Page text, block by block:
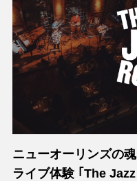
ニューオーリンズの
ライブ体験 ｢The